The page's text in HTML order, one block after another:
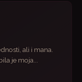
ali i mana.
je moja...